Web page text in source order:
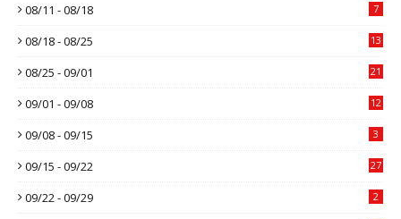
08/11 - 08/18 7
08/18 - 08/25 13
08/25 - 09/01 21
09/01 - 09/08 12
09/08 - 09/15 3
09/15 - 09/22 27
09/22 - 09/29 2